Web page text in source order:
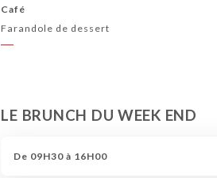
Café
Farandole de dessert
LE BRUNCH DU WEEK END
De 09H30 à 16H00